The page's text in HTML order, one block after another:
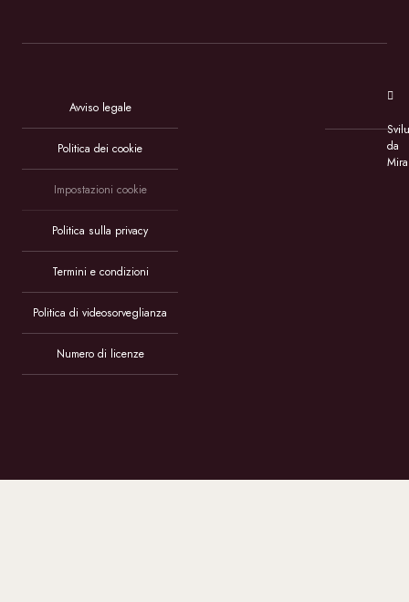
Avviso legale
Politica dei cookie
Impostazioni cookie
Politica sulla privacy
Termini e condizioni
Politica di videosorveglianza
Numero di licenze
da